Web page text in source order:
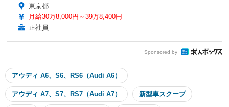
東京都
月給30万8,000円～39万8,400円
正社員
Sponsored by
アウディ A6、S6、RS6（Audi A6）
アウディ A7、S7、RS7（Audi A7） 新型車スクープ